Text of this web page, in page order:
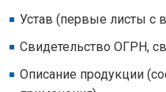
Устав (первые листы с
Свидетельство ОГРН,
Описание продукции